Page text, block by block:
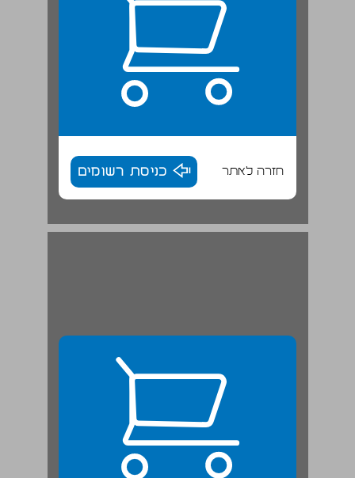
חזרה לאתר כניסת רשומים